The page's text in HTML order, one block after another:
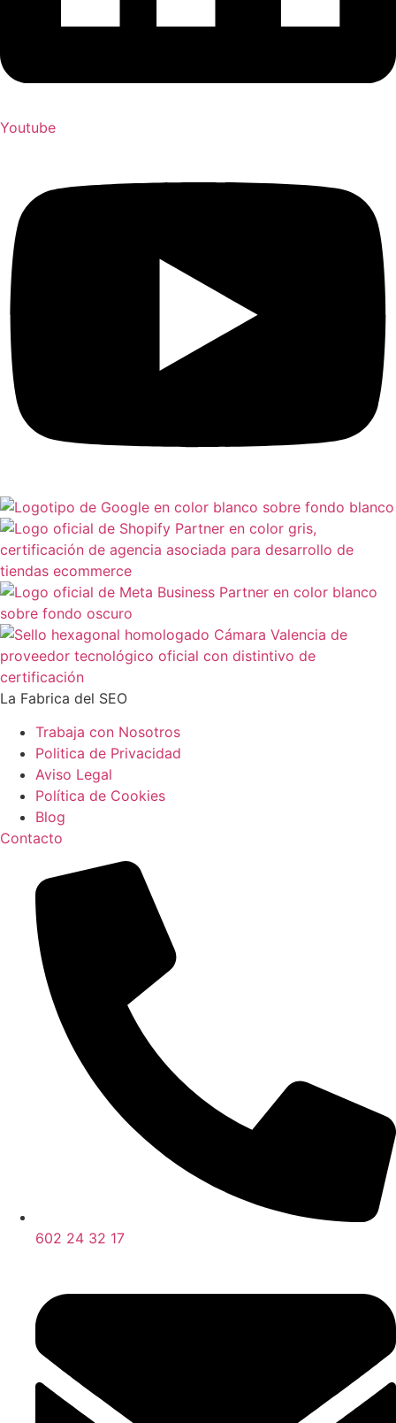
Youtube
La Fabrica del SEO
Trabaja con Nosotros
Politica de Privacidad
Aviso Legal
Política de Cookies
Blog
Contacto
602 24 32 17